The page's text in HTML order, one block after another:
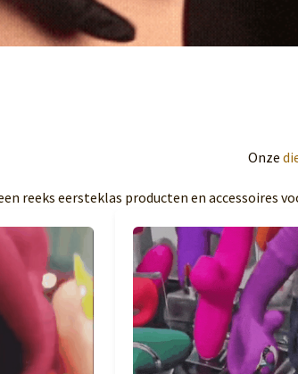
Onze
reeks eersteklas producten en accessoires